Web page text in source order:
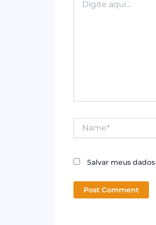
aqui...
Salvar meus